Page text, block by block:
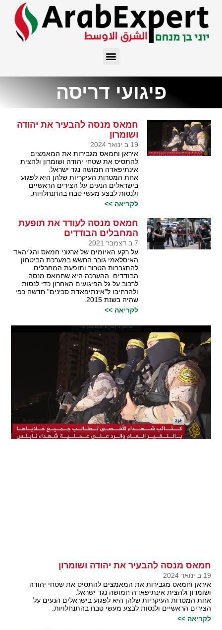
פיגועי דריסה
חמאס מנסה להבעיר את יהודה
ושומרון
19 ב ינואר 2024
איראן וחמאס מגבירות את המאמצים
להתסיס את שטחי יהודה ושומרון ולהצית
אינתיפאדה חמושה נגד ישראל.
אחת המטרות העיקריות שלהן היא לפגוע
בישראלים הנעים על הצירים הראשיים
ולנסות לבצע מעשי טבח בהתנחלויות.
לקריאה >>
חמאס מנסה לעודד את תופעת
המחבלים הבודדים
7 ב דצמבר 2021
על רקע האיומים של ארגוני חמאס והג'יהאד
האיסלאמי גובר החשש במערכת הביטחון
להתגברות הטרור ותופעת המחבלים
הבודדים. ההערכה היא שחמאס מנסה
לרכוב על גל הפיגועים האחרון כדי לנסות
ולהרחיבו ל"אינתיפאדת סכינים" חדשה כפי
שהיה בשנת 2015.
לקריאה >>
חמאס מנסה להבעיר את יהודה ושומרון
19 ב ינואר 2024
איראן וחמאס מגבירות את המאמצים להתסיס את שטחי יהודה
ושומרון ולהצית אינתיפאדה חמושה נגד ישראל.
אחת המטרות העיקריות שלהן היא לפגוע בישראלים הנעים על
הצירים הראשיים ולנסות לבצע מעשי טבח בהתנחלויות.
לקריאה >>